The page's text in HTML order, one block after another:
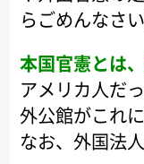
らごめんなさい
本国官憲とは
アメリカ人だ
外公館がこれ
なお、外国法